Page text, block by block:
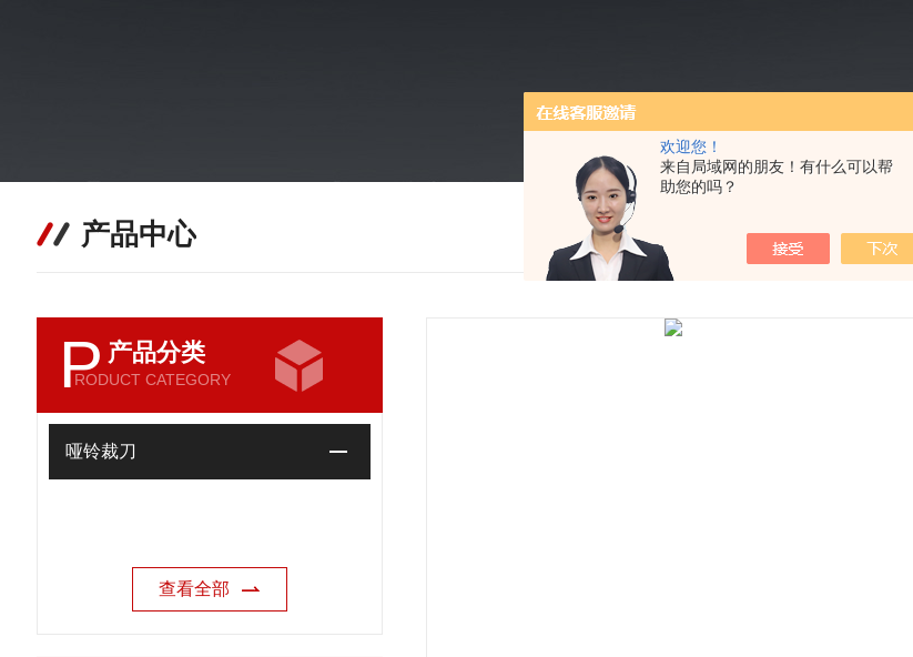
欢迎您！
来自局域网的朋友！有什么可以帮
助您的吗？
产品中心
P 产品分类
RODUCT CATEGORY
哑铃裁刀
查看全部